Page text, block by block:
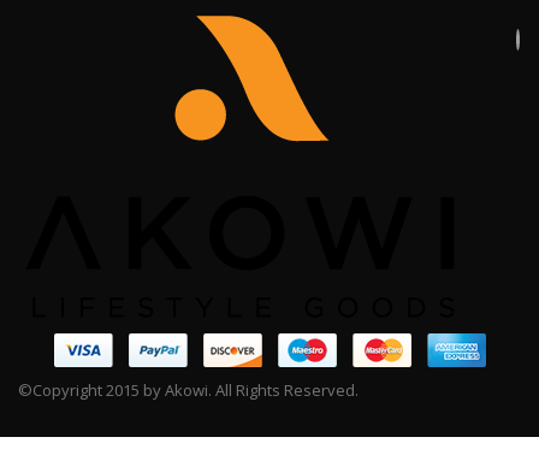
©Copyright 2015 by Akowi. All Rights Reserved.